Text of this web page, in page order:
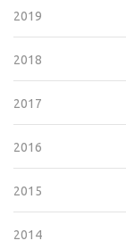
2019
2018
2017
2016
2015
2014